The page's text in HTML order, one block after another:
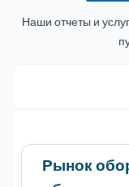
Наши отчеты и
Рынок